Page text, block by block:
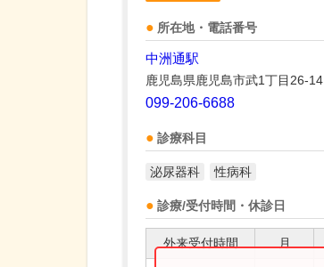
所在地・電話番号
中洲通駅
鹿児島県鹿児島市武1丁目26-14
099-206-6688
診療科目
泌尿器科 性病科
診療/受付時間・休診日
外来受付時間 月